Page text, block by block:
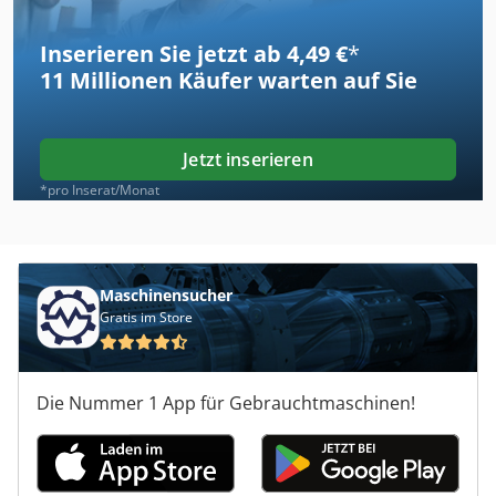
Inserieren Sie jetzt ab 4,49 €*
11 Millionen Käufer warten auf Sie
Jetzt inserieren
*pro Inserat/Monat
Maschinensucher
Gratis im Store
Die Nummer 1 App für Gebrauchtmaschinen!